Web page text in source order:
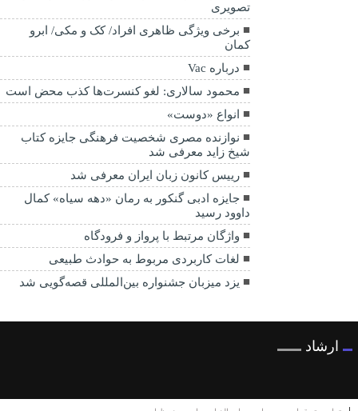
تصویری
برخی ویژگی ظاهری افراد/ کک و مکی/ ابرو
کمان
درباره Vac
محمود سالاری: لغو کنسرت‌ها کذب محض است
انواع «دوست»
نوازنده مصری شخصیت فرهنگی جایزه کتاب
شیخ زاید معرفی شد
رییس کانون زبان ایران معرفی شد
جایزه ادبی گنکور به رمان «دهه سیاه» کمال
داوود رسید
واژگان مرتبط با پرواز و فرودگاه
لغات کاربردی مربوط به حوادث طبیعی
یزد میزبان جشنواره بین‌المللی قصه‌گویی شد
ارشاد